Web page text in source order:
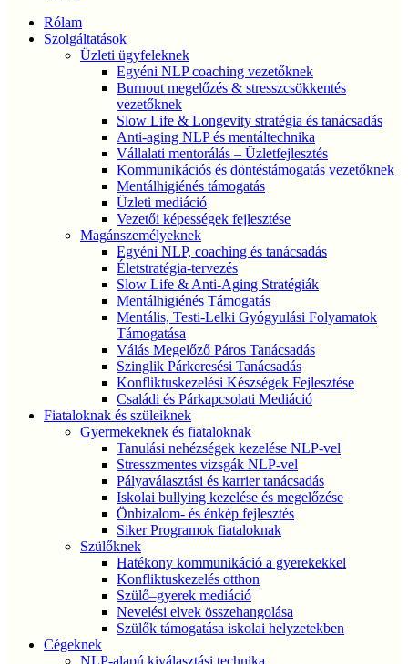
Rólam
Szolgáltatások
Üzleti ügyfeleknek
Egyéni NLP coaching vezetőknek
Burnout megelőzés & stresszcsökkentés
vezetőknek
Slow Life & Longevity stratégia és tanácsadás
Anti-aging NLP és mentáltechnika
Vállalati mentorálás – Üzletfejlesztés
Kommunikációs és döntéstámogatás vezetőknek
Mentálhigiénés támogatás
Üzleti mediáció
Vezetői képességek fejlesztése
Magánszemélyeknek
Egyéni NLP, coaching és tanácsadás
Életstratégia-tervezés
Slow Life & Anti-Aging Stratégiák
Mentálhigiénés Támogatás
Mentális, Testi-Lelki Gyógyulási Folyamatok
Támogatása
Válás Megelőző Páros Tanácsadás
Szinglik Párkeresési Tanácsadás
Konfliktuskezelési Készségek Fejlesztése
Családi és Párkapcsolati Mediáció
Fiataloknak és szüleiknek
Gyermekeknek és fiataloknak
Tanulási nehézségek kezelése NLP-vel
Stresszmentes vizsgák NLP-vel
Pályaválasztási és karrier tanácsadás
Iskolai bullying kezelése és megelőzése
Önbizalom- és énkép fejlesztés
Siker Programok fiataloknak
Szülőknek
Hatékony kommunikáció a gyerekekkel
Konfliktuskezelés otthon
Szülő–gyerek mediáció
Nevelési elvek összehangolása
Szülők támogatása iskolai helyzetekben
Cégeknek
NLP-alapú kiválasztási technika